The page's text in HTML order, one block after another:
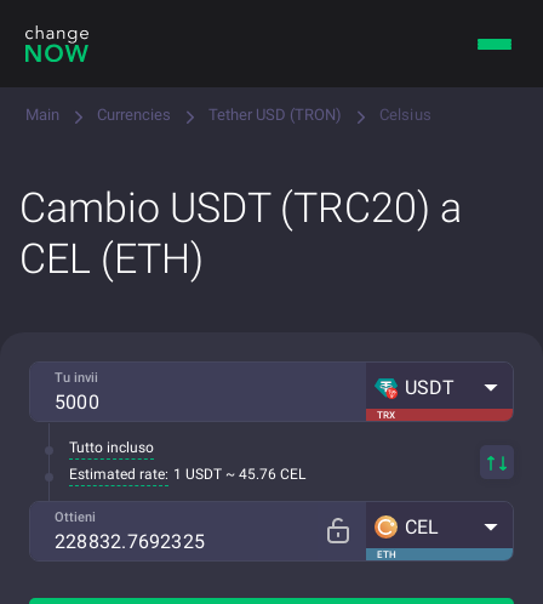
Main Currencies Tether USD (TRON) Celsius
Cambio USDT (TRC20) a
CEL (ETH)
Tu invii
TRX
USDT
Tutto incluso
Estimated rate: 1 USDT ~ 45.76 CEL
Ottieni
ETH
CEL